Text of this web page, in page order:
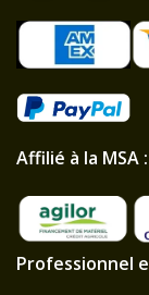
Affilié à la MSA :
Professionnel